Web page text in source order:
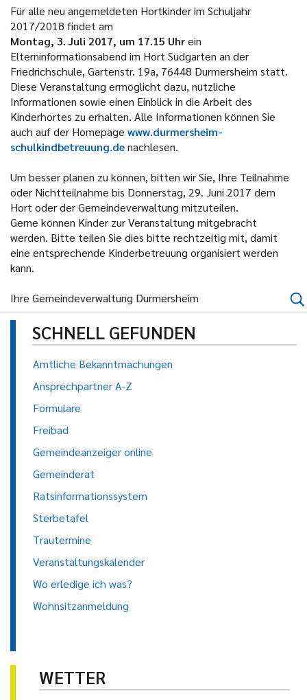
Für alle neu angemeldeten Hortkinder im Schuljahr
2017/2018 findet am
Montag, 3. Juli 2017, um 17.15 Uhrein
Elterninformationsabend im Hort Südgarten an der
Friedrichschule, Gartenstr. 19a, 76448 Durmersheim statt.
Diese Veranstaltung ermöglicht dazu, nützliche
Informationen sowie einen Einblick in die Arbeit des
Kinderhortes zu erhalten. Alle Informationen können Sie
auch auf der Homepage www.durmersheim-
schulkindbetreuung.denachlesen.
Um besser planen zu können, bitten wir Sie, Ihre Teilnahme
oder Nichtteilnahme bis Donnerstag, 29. Juni 2017 dem
Hort oder der Gemeindeverwaltung mitzuteilen.
Gerne können Kinder zur Veranstaltung mitgebracht
werden. Bitte teilen Sie dies bitte rechtzeitig mit, damit
eine entsprechende Kinderbetreuung organisiert werden
kann.
Ihre Gemeindeverwaltung Durmersheim
SCHNELL GEFUNDEN
Amtliche Bekanntmachungen
Ansprechpartner A-Z
Formulare
Freibad
Gemeindeanzeiger online
Gemeinderat
Ratsinformationssystem
Sterbetafel
Trautermine
Veranstaltungskalender
Wo erledige ich was?
Wohnsitzanmeldung
WETTER